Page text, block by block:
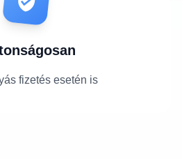
fizetés esetén is